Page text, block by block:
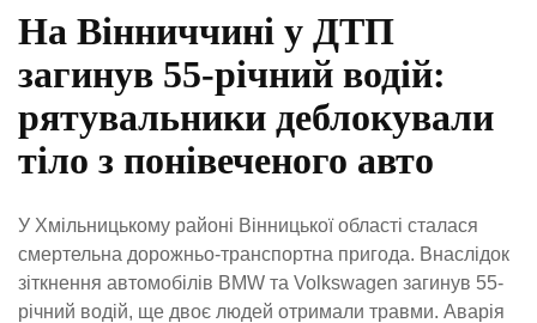
На Вінниччині у ДТП
загинув 55-річний водій:
рятувальники деблокували
тіло з понівеченого авто
У Хмільницькому районі Вінницької області сталася
смертельна дорожньо-транспортна пригода. Внаслідок
зіткнення автомобілів BMW та Volkswagen загинув 55-
річний водій, ще двоє людей отримали травми. Аварія